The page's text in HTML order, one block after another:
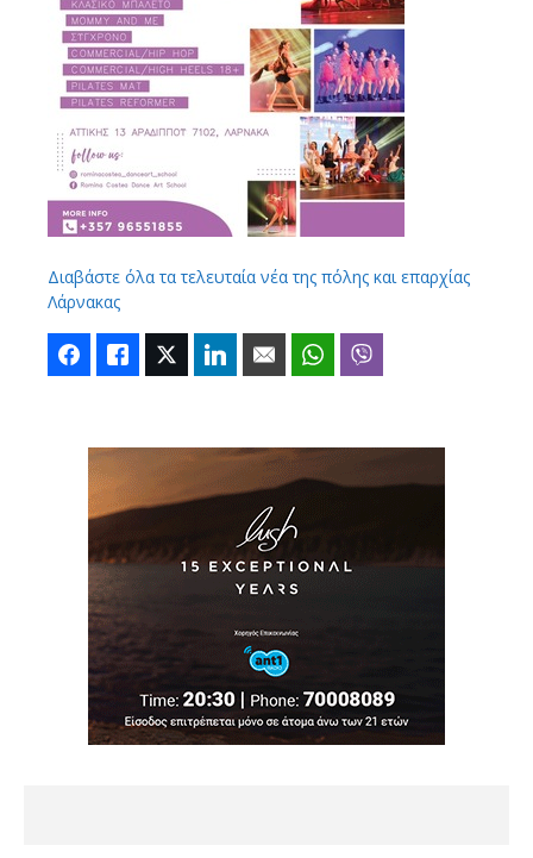
Διαβάστε όλα τα τελευταία νέα της πόλης και επαρχίας
Λάρνακας
FacebookLike Twitter LinkedIn Email WhatsApp